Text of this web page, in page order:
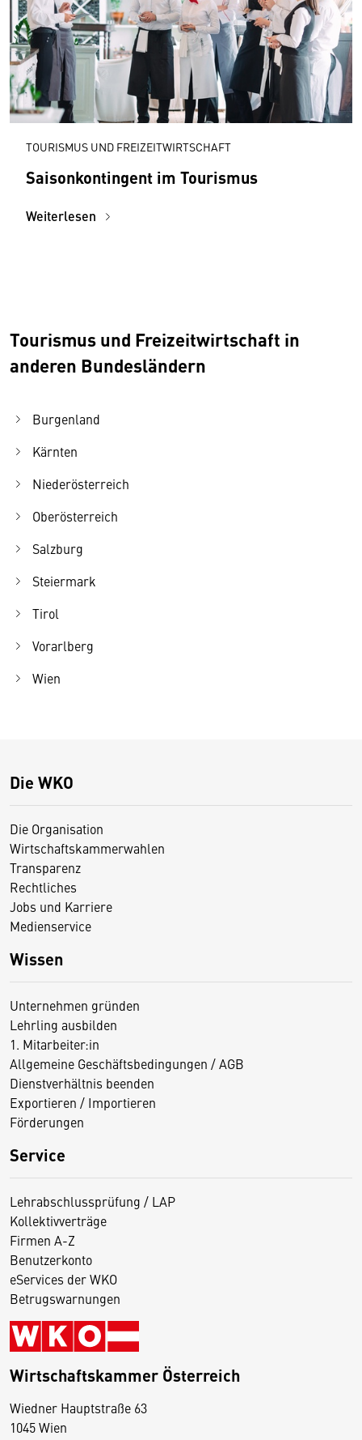
TOURISMUS UND FREIZEITWIRTSCHAFT
Saisonkontingent im Tourismus
Weiterlesen
Tourismus und Freizeitwirtschaft in
anderen Bundesländern
Burgenland
Kärnten
Niederösterreich
Oberösterreich
Salzburg
Steiermark
Tirol
Vorarlberg
Wien
Die WKO
Die Organisation
Wirtschaftskammerwahlen
Transparenz
Rechtliches
Jobs und Karriere
Medienservice
Wissen
Unternehmen gründen
Lehrling ausbilden
1. Mitarbeiter:in
Allgemeine Geschäftsbedingungen / AGB
Dienstverhältnis beenden
Exportieren / Importieren
Förderungen
Service
Lehrabschlussprüfung / LAP
Kollektivverträge
Firmen A-Z
Benutzerkonto
eServices der WKO
Betrugswarnungen
Wirtschaftskammer Österreich
Wiedner Hauptstraße 63
1045 Wien
D